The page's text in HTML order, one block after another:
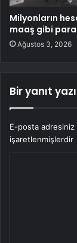
Milyonların
maaş gibi
Ağustos 3, 2026
Bir yanıt
E-posta adresiniz
işaretlenmişlerdir